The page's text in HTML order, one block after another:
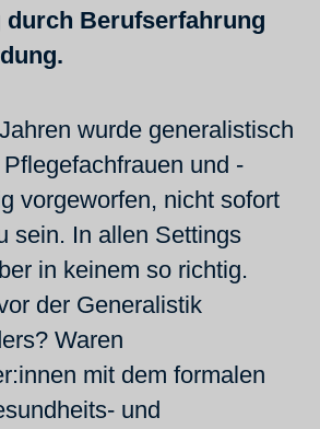
durch Berufserfahrung
wurde generalistisch
und -
vorgeworfen, nicht sofort
sein. In allen Settings
in keinem so richtig.
der Generalistik
Waren
mit dem formalen
und